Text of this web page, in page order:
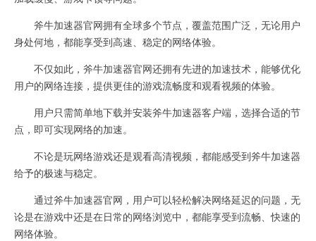
斧牛加速器官网拥有全球多个节点，覆盖范围广泛，无论用户
身处何地，都能享受到高速、稳定的网络体验。
不仅如此，斧牛加速器官网还拥有先进的加速技术，能够优化
用户的网络连接，提供更佳的游戏流畅度和观看视频的体验。
用户只需简单地下载并安装斧牛加速器客户端，选择合适的节
点，即可实现网络的加速。
不论是玩网络游戏还是观看高清视频，都能感受到斧牛加速器
给予的极速与稳定。
通过斧牛加速器官网，用户可以轻松解决网络延迟的问题，无
论是在游戏中还是在日常的网络浏览中，都能享受到流畅、快速的
网络体验。